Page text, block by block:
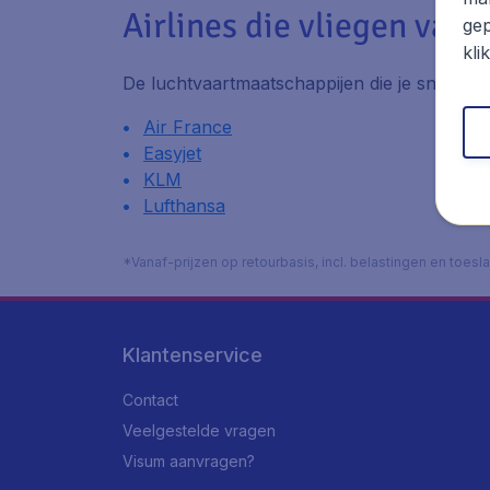
Airlines die vliegen van
De luchtvaartmaatschappijen die je snel
Air France
Easyjet
KLM
Lufthansa
*Vanaf-prijzen op retourbasis, incl. belastingen en
Klantenservice
Contact
Veelgestelde vragen
Visum aanvragen?